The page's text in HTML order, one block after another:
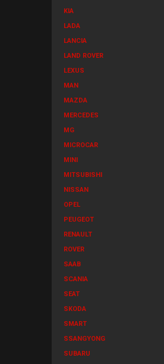
KIA
LADA
LANCIA
LAND ROVER
LEXUS
MAN
MAZDA
MERCEDES
MG
MICROCAR
MINI
MITSUBISHI
NISSAN
OPEL
PEUGEOT
RENAULT
ROVER
SAAB
SCANIA
SEAT
SKODA
SMART
SSANGYONG
SUBARU